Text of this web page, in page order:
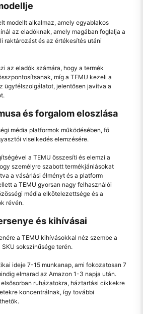
modellt alkalmaz, amely egyablakos
az eladóknak, amely magában foglalja a
raktározást és az értékesítés utáni
az eladók számára, hogy a termék
míg a TEMU kezeli a
ügyfélszolgálatot, jelentősen javítva a
és forgalom eloszlása
média platformok működésében, fő
viselkedés elemzésére.
a TEMU összesíti és elemzi a
személyre szabott termékjánlásokat
a vásárlási élményt és a platform
a TEMU gyorsan nagy felhasználói
média elkötelezettsége és a
révén.
és kihívásai
a TEMU kihívásokkal néz szembe a
sokszínűsége terén.
ideje 7-15 munkanap, ami fokozatosan 7
elmarad az Amazon 1-3 napja után.
ruházatokra, háztartási cikkekre
koncentrálnak, így további